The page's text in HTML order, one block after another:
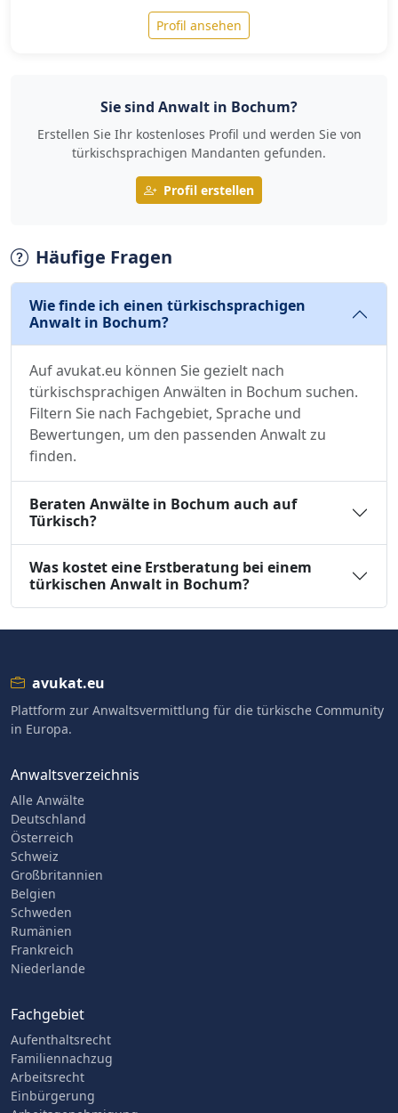
Profil ansehen
Sie sind Anwalt in Bochum?
Erstellen Sie Ihr kostenloses Profil und werden Sie von
türkischsprachigen Mandanten gefunden.
Profil erstellen
Häufige Fragen
Wie finde ich einen türkischsprachigen
Anwalt in Bochum?
Auf avukat.eu können Sie gezielt nach
türkischsprachigen Anwälten in Bochum suchen.
Filtern Sie nach Fachgebiet, Sprache und
Bewertungen, um den passenden Anwalt zu
finden.
Beraten Anwälte in Bochum auch auf
Türkisch?
Was kostet eine Erstberatung bei einem
türkischen Anwalt in Bochum?
avukat.eu
Plattform zur Anwaltsvermittlung für die türkische Community
in Europa.
Anwaltsverzeichnis
Alle Anwälte
Deutschland
Österreich
Schweiz
Großbritannien
Belgien
Schweden
Rumänien
Frankreich
Niederlande
Fachgebiet
Aufenthaltsrecht
Familiennachzug
Arbeitsrecht
Einbürgerung